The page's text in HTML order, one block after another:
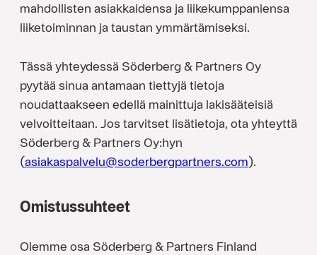
mahdollisten asiakkaidensa ja liikekumppaniensa
liiketoiminnan ja taustan ymmärtämiseksi.
Tässä yhteydessä Söderberg & Partners Oy
pyytää sinua antamaan tiettyjä tietoja
noudattaakseen edellä mainittuja lakisääteisiä
velvoitteitaan. Jos tarvitset lisätietoja, ota yhteyttä
Söderberg & Partners Oy:hyn
(asiakaspalvelu@soderbergpartners.com).
Omistussuhteet
Olemme osa Söderberg & Partners Finland